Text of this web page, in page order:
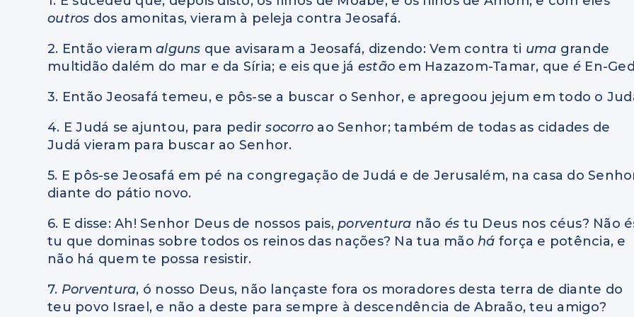
outros dos amonitas, vieram à peleja contra Jeosafá.
2. Então vieramalguns que avisaram a Jeosafá, dizendo: Vem contra ti uma grande
multidão dalém do mar e da Síria; e eis que já estão em Hazazom-Tamar, que é En-
3. Então Jeosafá temeu, e pôs-se a buscar o Senhor, e apregoou jejum em todo o
4. E Judá se ajuntou, para pedirsocorro ao Senhor; também de todas as cidades de
Judá vieram para buscar ao Senhor.
5. E pôs-se Jeosafá em pé na congregação de Judá e de Jerusalém, na casa do
diante do pátio novo.
6. E disse: Ah! Senhor Deus de nossos pais,porventura não és tu Deus nos céus? Não
tu que dominas sobre todos os reinos das nações? Na tua mãohá força e potência, e
não há quem te possa resistir.
7. Porventura, ó nosso Deus, não lançaste fora os moradores desta terra de diante do
teu povo Israel, e não a deste para sempre à descendência de Abraão, teu amigo?